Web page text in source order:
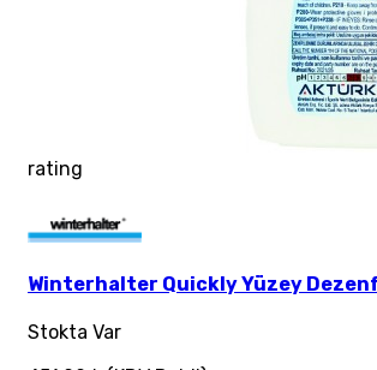
rating
Winterhalter Quickly Yüzey
Stokta Var